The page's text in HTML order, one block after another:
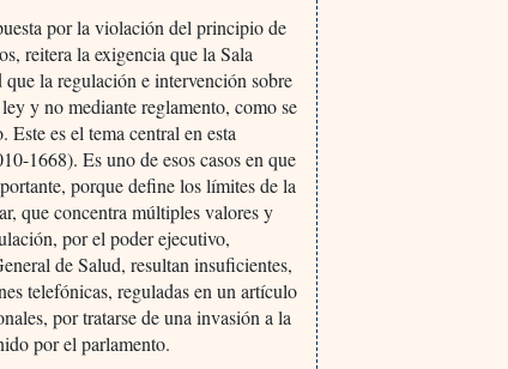
por la violación del principio de
reitera la exigencia que la Sala
la regulación e intervención sobre
y no mediante reglamento, como se
Este es el tema central en esta
1668). Es uno de esos casos en que
porque define los límites de la
que concentra múltiples valores y
por el poder ejecutivo,
de Salud, resultan insuficientes,
telefónicas, reguladas en un artículo
por tratarse de una invasión a la
por el parlamento.